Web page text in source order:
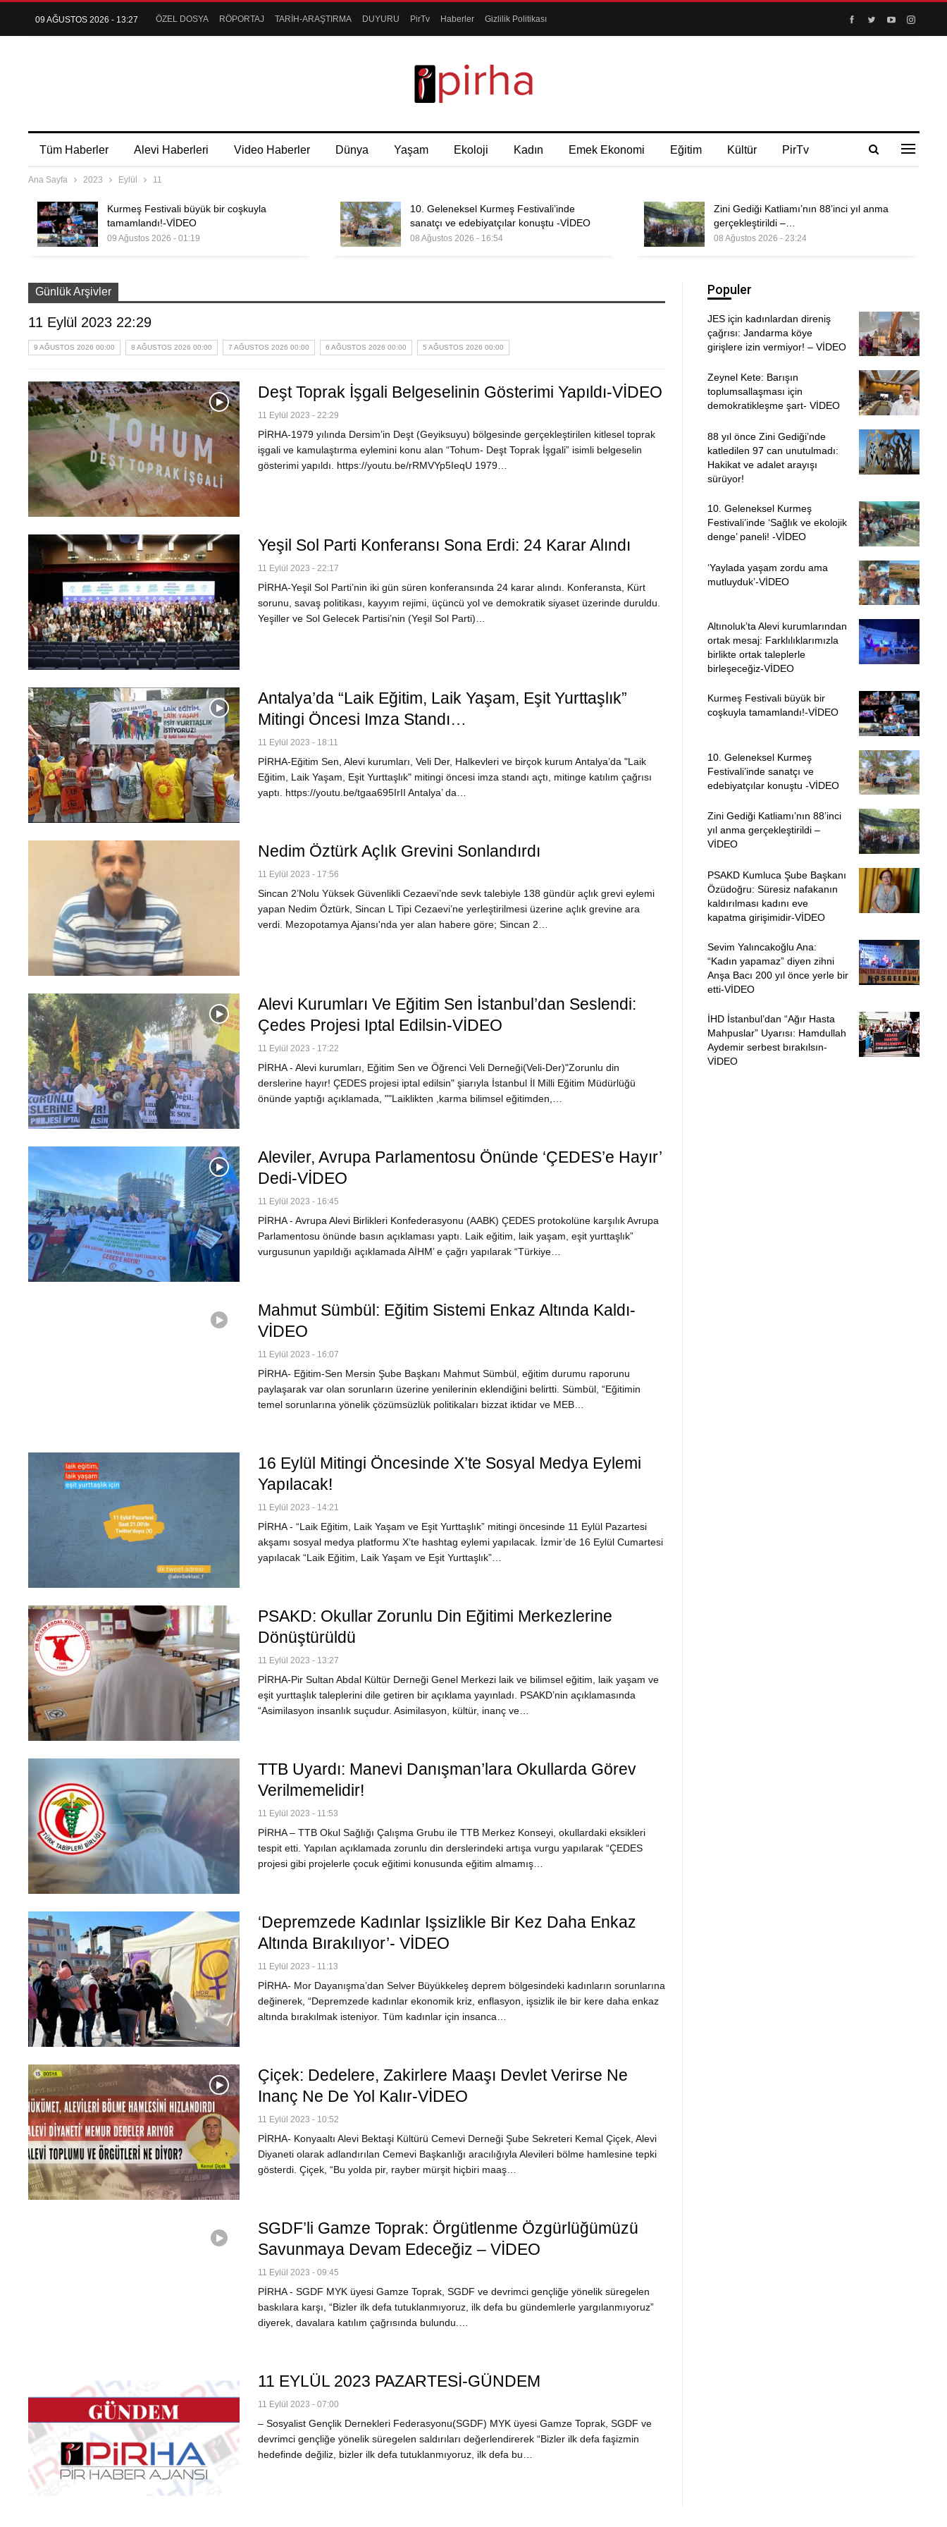
09 AĞUSTOS 2026 - 13:27 ÖZEL DOSYA RÖPORTAJ TARİH-ARAŞTIRMA DUYURU PirTv Haberler Gizlilik Politikası
Tüm Haberler Alevi Haberleri Video Haberler Dünya Yaşam Ekoloji Kadın Emek Ekonomi Eğitim Kültür PirTv
Ana Sayfa 2023 Eylül 11
Kurmeş Festivali büyük bir coşkuyla
tamamlandı!-VİDEO
09 Ağustos 2026 - 01:19
10. Geleneksel Kurmeş Festivali’inde
sanatçı ve edebiyatçılar konuştu -VİDEO
08 Ağustos 2026 - 16:54
Zini Gediği Katliamı’nın 88’inci yıl anma
gerçekleştirildi –…
08 Ağustos 2026 - 23:24
Günlük Arşivler
11 Eylül 2023 22:29
9 AĞUSTOS 2026 00:00 8 AĞUSTOS 2026 00:00 7 AĞUSTOS 2026 00:00 6 AĞUSTOS 2026 00:00 5 AĞUSTOS 2026 00:00
Deşt Toprak İşgali Belgeselinin Gösterimi Yapıldı-VİDEO
11 Eylül 2023 - 22:29
PİRHA-1979 yılında Dersim’in Deşt (Geyiksuyu) bölgesinde gerçekleştirilen kitlesel toprak
işgali ve kamulaştırma eylemini konu alan “Tohum- Deşt Toprak İşgali” isimli belgeselin
gösterimi yapıldı. https://youtu.be/rRMVYp5IeqU 1979…
Yeşil Sol Parti Konferansı Sona Erdi: 24 Karar Alındı
11 Eylül 2023 - 22:17
PİRHA-Yeşil Sol Parti’nin iki gün süren konferansında 24 karar alındı. Konferansta, Kürt
sorunu, savaş politikası, kayyım rejimi, üçüncü yol ve demokratik siyaset üzerinde duruldu.
Yeşiller ve Sol Gelecek Partisi’nin (Yeşil Sol Parti)…
Antalya’da “Laik Eğitim, Laik Yaşam, Eşit Yurttaşlık”
Mitingi Öncesi Imza Standı…
11 Eylül 2023 - 18:11
PİRHA-Eğitim Sen, Alevi kurumları, Veli Der, Halkevleri ve birçok kurum Antalya’da "Laik
Eğitim, Laik Yaşam, Eşit Yurttaşlık" mitingi öncesi imza standı açtı, mitinge katılım çağrısı
yaptı. https://youtu.be/tgaa695IrII Antalya’ da…
Nedim Öztürk Açlık Grevini Sonlandırdı
11 Eylül 2023 - 17:56
Sincan 2’Nolu Yüksek Güvenlikli Cezaevi’nde sevk talebiyle 138 gündür açlık grevi eylemi
yapan Nedim Öztürk, Sincan L Tipi Cezaevi’ne yerleştirilmesi üzerine açlık grevine ara
verdi. Mezopotamya Ajansı'nda yer alan habere göre; Sincan 2…
Alevi Kurumları Ve Eğitim Sen İstanbul’dan Seslendi:
Çedes Projesi Iptal Edilsin-VİDEO
11 Eylül 2023 - 17:22
PİRHA - Alevi kurumları, Eğitim Sen ve Öğrenci Veli Derneği(Veli-Der)"Zorunlu din
derslerine hayır! ÇEDES projesi iptal edilsin" şiarıyla İstanbul İl Milli Eğitim Müdürlüğü
önünde yaptığı açıklamada, ""Laiklikten ,karma bilimsel eğitimden,…
Aleviler, Avrupa Parlamentosu Önünde ‘ÇEDES’e Hayır’
Dedi-VİDEO
11 Eylül 2023 - 16:45
PİRHA - Avrupa Alevi Birlikleri Konfederasyonu (AABK) ÇEDES protokolüne karşılık Avrupa
Parlamentosu önünde basın açıklaması yaptı. Laik eğitim, laik yaşam, eşit yurttaşlık”
vurgusunun yapıldığı açıklamada AİHM’ e çağrı yapılarak “Türkiye…
Mahmut Sümbül: Eğitim Sistemi Enkaz Altında Kaldı-
VİDEO
11 Eylül 2023 - 16:07
PİRHA- Eğitim-Sen Mersin Şube Başkanı Mahmut Sümbül, eğitim durumu raporunu
paylaşarak var olan sorunların üzerine yenilerinin eklendiğini belirtti. Sümbül, “Eğitimin
temel sorunlarına yönelik çözümsüzlük politikaları bizzat iktidar ve MEB…
16 Eylül Mitingi Öncesinde X’te Sosyal Medya Eylemi
Yapılacak!
11 Eylül 2023 - 14:21
PİRHA - “Laik Eğitim, Laik Yaşam ve Eşit Yurttaşlık” mitingi öncesinde 11 Eylül Pazartesi
akşamı sosyal medya platformu X’te hashtag eylemi yapılacak. İzmir’de 16 Eylül Cumartesi
yapılacak “Laik Eğitim, Laik Yaşam ve Eşit Yurttaşlık”…
PSAKD: Okullar Zorunlu Din Eğitimi Merkezlerine
Dönüştürüldü
11 Eylül 2023 - 13:27
PİRHA-Pir Sultan Abdal Kültür Derneği Genel Merkezi laik ve bilimsel eğitim, laik yaşam ve
eşit yurttaşlık taleplerini dile getiren bir açıklama yayınladı. PSAKD’nin açıklamasında
“Asimilasyon insanlık suçudur. Asimilasyon, kültür, inanç ve…
TTB Uyardı: Manevi Danışman’lara Okullarda Görev
Verilmemelidir!
11 Eylül 2023 - 11:53
PİRHA – TTB Okul Sağlığı Çalışma Grubu ile TTB Merkez Konseyi, okullardaki eksikleri
tespit etti. Yapılan açıklamada zorunlu din derslerindeki artışa vurgu yapılarak “ÇEDES
projesi gibi projelerle çocuk eğitimi konusunda eğitim almamış…
‘Depremzede Kadınlar Işsizlikle Bir Kez Daha Enkaz
Altında Bırakılıyor’- VİDEO
11 Eylül 2023 - 11:13
PİRHA- Mor Dayanışma’dan Selver Büyükkeleş deprem bölgesindeki kadınların sorunlarına
değinerek, “Depremzede kadınlar ekonomik kriz, enflasyon, işsizlik ile bir kere daha enkaz
altında bırakılmak isteniyor. Tüm kadınlar için insanca…
Çiçek: Dedelere, Zakirlere Maaşı Devlet Verirse Ne
Inanç Ne De Yol Kalır-VİDEO
11 Eylül 2023 - 10:52
PİRHA- Konyaaltı Alevi Bektaşi Kültürü Cemevi Derneği Şube Sekreteri Kemal Çiçek, Alevi
Diyaneti olarak adlandırılan Cemevi Başkanlığı aracılığıyla Alevileri bölme hamlesine tepki
gösterdi. Çiçek, “Bu yolda pir, rayber mürşit hiçbiri maaş…
SGDF’li Gamze Toprak: Örgütlenme Özgürlüğümüzü
Savunmaya Devam Edeceğiz – VİDEO
11 Eylül 2023 - 09:45
PİRHA - SGDF MYK üyesi Gamze Toprak, SGDF ve devrimci gençliğe yönelik süregelen
baskılara karşı, “Bizler ilk defa tutuklanmıyoruz, ilk defa bu gündemlerle yargılanmıyoruz”
diyerek, davalara katılım çağrısında bulundu.…
11 EYLÜL 2023 PAZARTESİ-GÜNDEM
11 Eylül 2023 - 07:00
– Sosyalist Gençlik Dernekleri Federasyonu(SGDF) MYK üyesi Gamze Toprak, SGDF ve
devrimci gençliğe yönelik süregelen saldırıları değerlendirerek “Bizler ilk defa faşizmin
hedefinde değiliz, bizler ilk defa tutuklanmıyoruz, ilk defa bu…
Populer
JES için kadınlardan direniş
çağrısı: Jandarma köye
girişlere izin vermiyor! – VİDEO
Zeynel Kete: Barışın
toplumsallaşması için
demokratikleşme şart- VİDEO
88 yıl önce Zini Gediği’nde
katledilen 97 can unutulmadı:
Hakikat ve adalet arayışı
sürüyor!
10. Geleneksel Kurmeş
Festivali’inde ‘Sağlık ve ekolojik
denge’ paneli! -VİDEO
‘Yaylada yaşam zordu ama
mutluyduk’-VİDEO
Altınoluk’ta Alevi kurumlarından
ortak mesaj: Farklılıklarımızla
birlikte ortak taleplerle
birleşeceğiz-VİDEO
Kurmeş Festivali büyük bir
coşkuyla tamamlandı!-VİDEO
10. Geleneksel Kurmeş
Festivali’inde sanatçı ve
edebiyatçılar konuştu -VİDEO
Zini Gediği Katliamı’nın 88’inci
yıl anma gerçekleştirildi –
VİDEO
PSAKD Kumluca Şube Başkanı
Özüdoğru: Süresiz nafakanın
kaldırılması kadını eve
kapatma girişimidir-VİDEO
Sevim Yalıncakoğlu Ana:
“Kadın yapamaz” diyen zihni
Anşa Bacı 200 yıl önce yerle bir
etti-VİDEO
İHD İstanbul’dan “Ağır Hasta
Mahpuslar” Uyarısı: Hamdullah
Aydemir serbest bırakılsın-
VİDEO